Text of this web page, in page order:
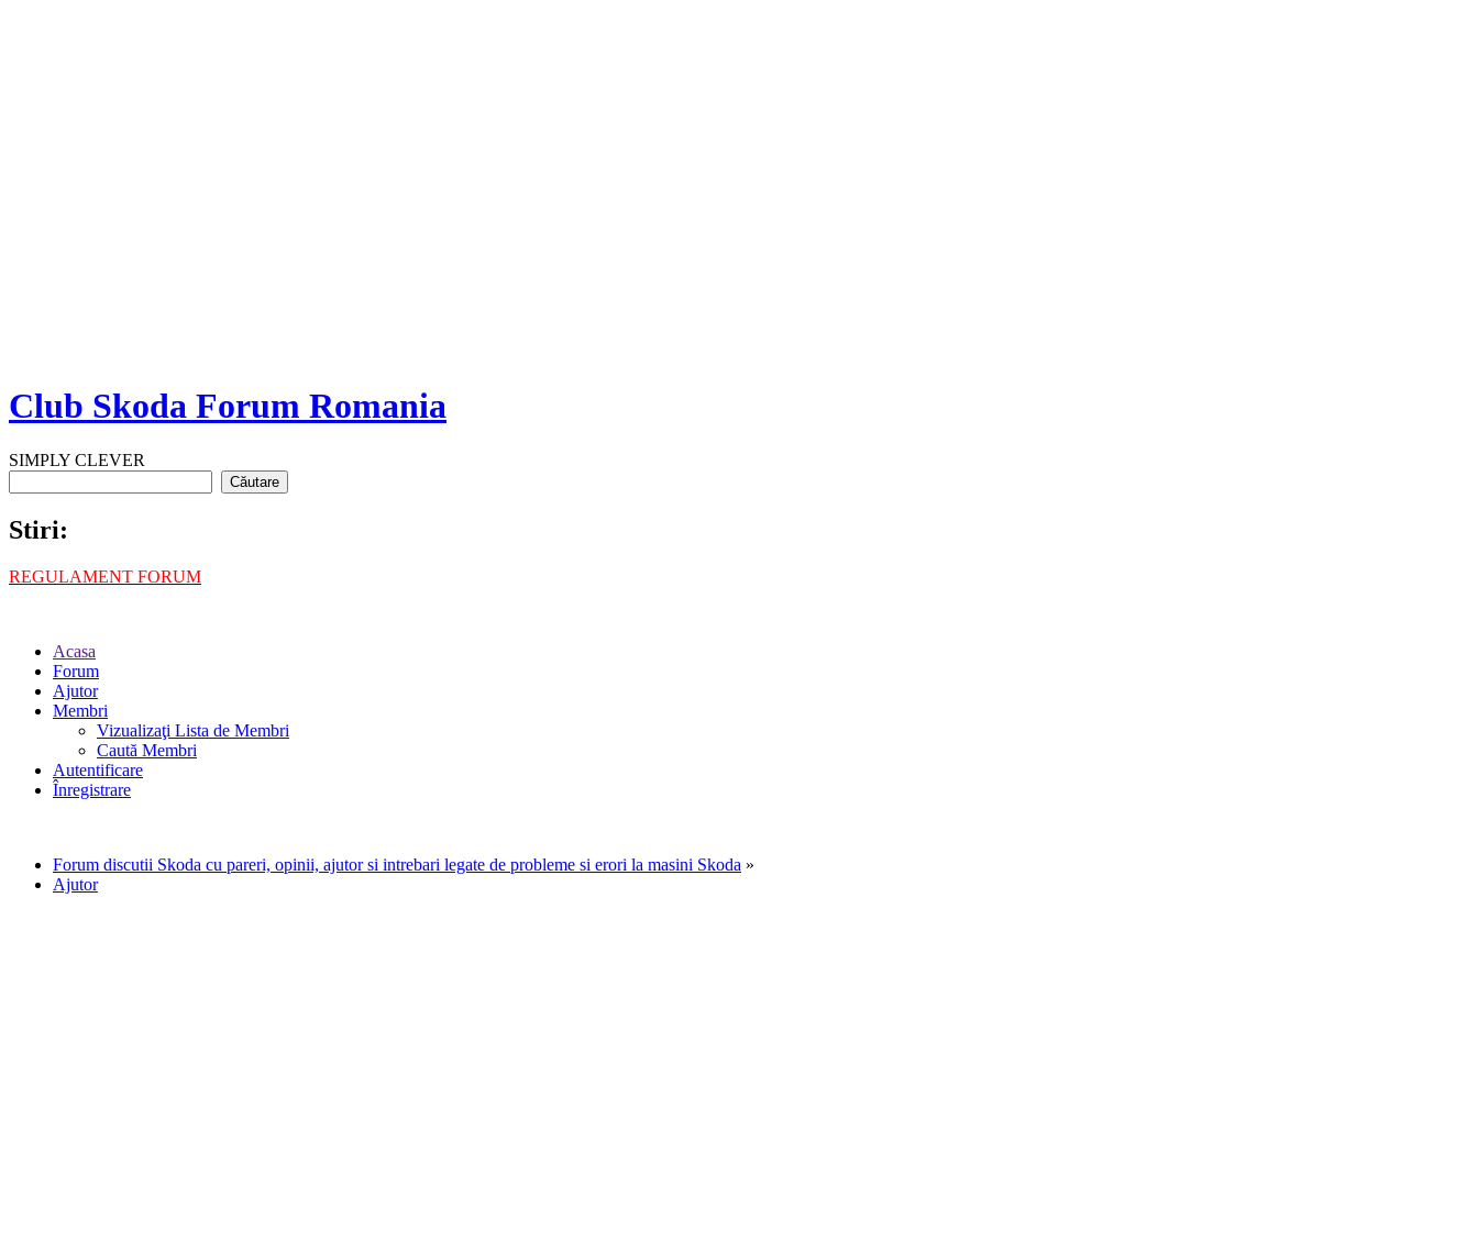
Club Skoda Forum Romania
SIMPLY CLEVER
Stiri:
REGULAMENT FORUM
Acasa
Forum
Ajutor
Membri
Vizualizaţi Lista de Membri
Caută Membri
Autentificare
Înregistrare
Forum discutii Skoda cu pareri, opinii, ajutor si intrebari legate de probleme si erori la masini Skoda »
Ajutor